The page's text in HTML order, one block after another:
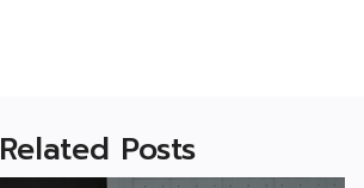
Related Posts